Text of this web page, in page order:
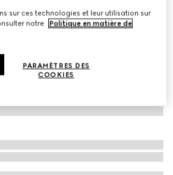
sur ces technologies et leur utilisation sur
notre
Politique en matière de
PARAMÈTRES DES
COOKIES